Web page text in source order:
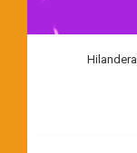
Hilandera